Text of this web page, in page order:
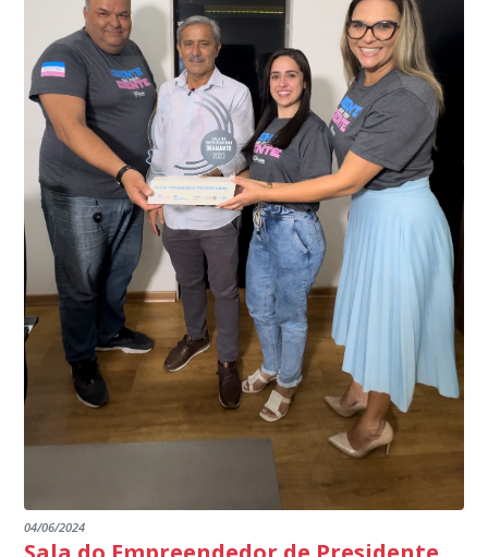
recentemente em todo o município de Presidente
Kennedy, o sistema é integrado com outros municípios
do país, sendo possível a identificação de veículos por
meio do cruzamento de informações, nesse caso
específico, com dados de uma cidade do Estado do Rio
de Janeiro.
“Mais de 100 câmeras foram instaladas na sede e no
interior de Presidente Kennedy, garantindo mais
segurança à população, seja nas ruas, no comércio, os
produtores agropecuários. Estamos no rumo certo,
parabéns a todos os servidores que contribuem para a
segurança da nossa cidade”, destaca o prefeito Dorlei
Fontão.
04/06/2024